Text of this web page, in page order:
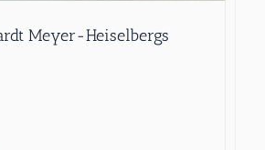
Meyer-Heiselbergs